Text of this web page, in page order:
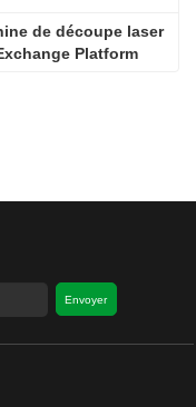
de découpe laser
Platform
Envoyer